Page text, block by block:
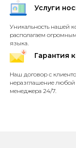
Услуги
Уникальность нашей
располагаем
языка.
Гарантия
Наш договор с
неразглашение
менеджера 24/7.